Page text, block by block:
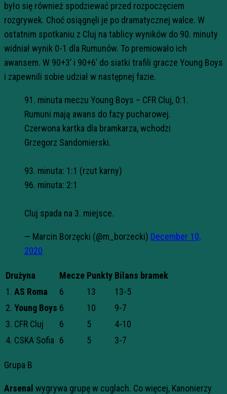
było się również spodziewać przed rozpoczęciem
rozgrywek. Choć osiągnęli je po dramatycznej walce. W
ostatnim spotkaniu z Cluj na tablicy wyników do 90. minuty
widniał wynik 0-1 dla Rumunów. To premiowało ich
awansem. W 90+3’ i 90+6’ do siatki trafili gracze Young Boys
i zapewnili sobie udział w następnej fazie.
91. minuta meczu Young Boys – CFR Cluj, 0:1.
Rumuni mają awans do fazy pucharowej.
Czerwona kartka dla bramkarza, wchodzi
Grzegorz Sandomierski.
93. minuta: 1:1 (rzut karny)
96. minuta: 2:1
Cluj spada na 3. miejsce.
— Marcin Borzęcki (@m_borzecki) December 10,
2020
Drużyna Mecze Punkty Bilans bramek
1. AS Roma 6 13
13-5
2. Young Boys 6 10
9-7
3. CFR Cluj
6 5
4-10
4. CSKA Sofia 6 5 3-7
Grupa B
Arsenal wygrywa grupę w cuglach. Co więcej, Kanonierzy